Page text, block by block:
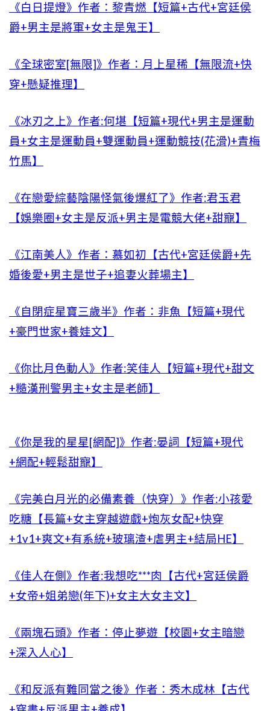
《白日提燈》作者：黎青燃【短篇+古代+宮廷侯
爵+男主是將軍+女主是鬼王】
《全球密室[無限]》作者：月上星稀【無限流+快
穿+懸疑推理】
《冰刃之上》作者:何堪【短篇+現代+男主是運動
員+女主是運動員+雙運動員+運動競技(花滑)+青梅
竹馬】
《在戀愛綜藝陰陽怪氣後爆紅了》作者:君玉君
【娛樂圈+女主是反派+男主是電競大佬+甜寵】
《江南美人》作者：慕如初【古代+宮廷侯爵+先
婚後愛+男主是世子+追妻火葬場主】
《自閉症星寶三歲半》作者：非魚【短篇+現代
+豪門世家+養娃文】
《你比月色動人》作者:笑佳人【短篇+現代+甜文
+糙漢刑警男主+女主是老師】
《你是我的星星[網配]》作者:晏詞【短篇+現代
+網配+輕鬆甜寵】
《完美白月光的必備素養（快穿）》作者:小孩愛
吃糖【長篇+女主穿越遊戲+炮灰女配+快穿
+1v1+爽文+有系統+玻璃渣+虐男主+結局HE】
《佳人在側》作者:我想吃***肉【古代+宮廷侯爵
+女帝+姐弟戀(年下)+女主大女主文】
《兩塊石頭》作者：停止夢遊【校園+女主暗戀
+深入人心】
《和反派有難同當之後》作者：秀木成林【古代